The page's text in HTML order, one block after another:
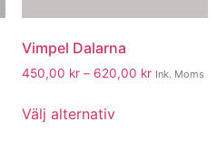
Vimpel Dalarna
450,00 kr – 620,00 kr Ink. Moms
Välj alternativ